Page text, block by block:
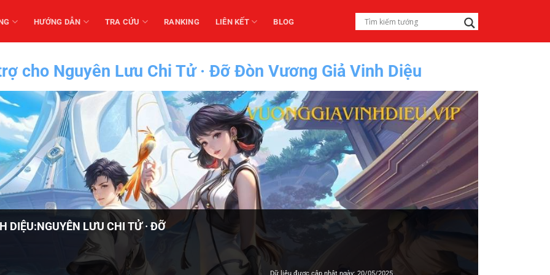
HƯỚNG DẪN TRA CỨU RANKING LIÊN KẾT BLOG
cho Nguyên Lưu Chi Tử · Đỡ Đòn Vương Giả Vinh Diệu
DIỆU:NGUYÊN LƯU CHI TỬ · ĐỠ
Dữ liệu được cập nhật ngày: 20/05/2025